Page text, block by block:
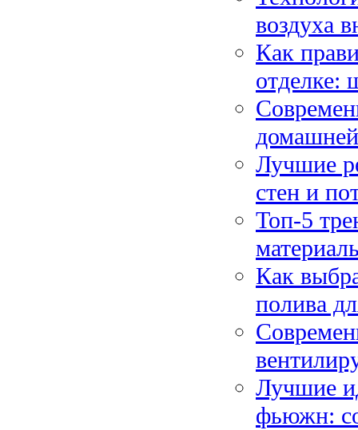
воздуха
Как
отделке:
Лучшие
стен и
Топ-5
Как
полива
Лучшие
фьюжн: